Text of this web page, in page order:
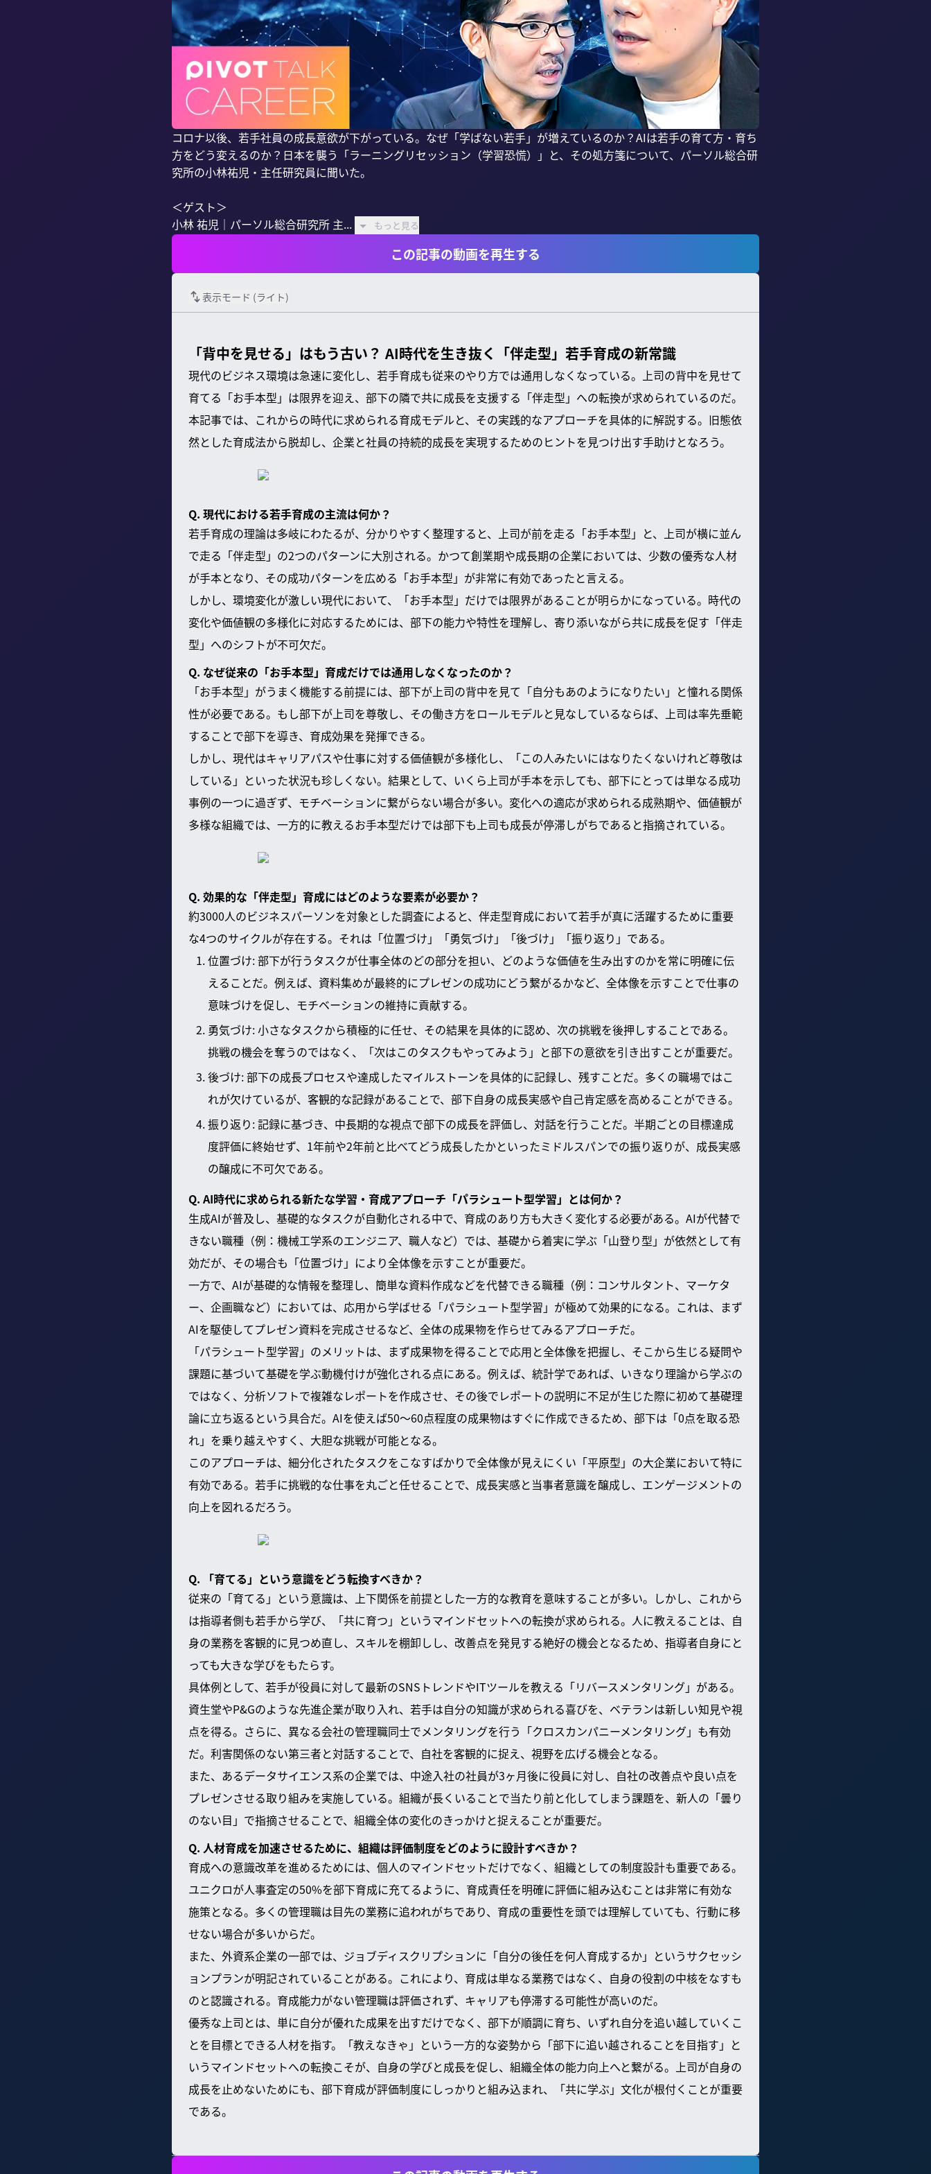
コロナ以後、若手社員の成長意欲が下がっている。なぜ「学ばない若手」が増えているのか？AIは若手の育て方・育ち
方をどう変えるのか？日本を襲う「ラーニングリセッション（学習恐慌）」と、その処方箋について、パーソル総合研
究所の小林祐児・主任研究員に聞いた。
＜ゲスト＞
小林 祐児｜パーソル総合研究所 主...
もっと見る
この記事の動画を再生する
表示モード (ライト)
「背中を見せる」はもう古い？ AI時代を生き抜く「伴走型」若手育成の新常識
現代のビジネス環境は急速に変化し、若手育成も従来のやり方では通用しなくなっている。上司の背中を見せて
育てる「お手本型」は限界を迎え、部下の隣で共に成長を支援する「伴走型」への転換が求められているのだ。
本記事では、これからの時代に求められる育成モデルと、その実践的なアプローチを具体的に解説する。旧態依
然とした育成法から脱却し、企業と社員の持続的成長を実現するためのヒントを見つけ出す手助けとなろう。
Q. 現代における若手育成の主流は何か？
若手育成の理論は多岐にわたるが、分かりやすく整理すると、上司が前を走る「お手本型」と、上司が横に並ん
で走る「伴走型」の2つのパターンに大別される。かつて創業期や成長期の企業においては、少数の優秀な人材
が手本となり、その成功パターンを広める「お手本型」が非常に有効であったと言える。
しかし、環境変化が激しい現代において、「お手本型」だけでは限界があることが明らかになっている。時代の
変化や価値観の多様化に対応するためには、部下の能力や特性を理解し、寄り添いながら共に成長を促す「伴走
型」へのシフトが不可欠だ。
Q. なぜ従来の「お手本型」育成だけでは通用しなくなったのか？
「お手本型」がうまく機能する前提には、部下が上司の背中を見て「自分もあのようになりたい」と憧れる関係
性が必要である。もし部下が上司を尊敬し、その働き方をロールモデルと見なしているならば、上司は率先垂範
することで部下を導き、育成効果を発揮できる。
しかし、現代はキャリアパスや仕事に対する価値観が多様化し、「この人みたいにはなりたくないけれど尊敬は
している」といった状況も珍しくない。結果として、いくら上司が手本を示しても、部下にとっては単なる成功
事例の一つに過ぎず、モチベーションに繋がらない場合が多い。変化への適応が求められる成熟期や、価値観が
多様な組織では、一方的に教えるお手本型だけでは部下も上司も成長が停滞しがちであると指摘されている。
Q. 効果的な「伴走型」育成にはどのような要素が必要か？
約3000人のビジネスパーソンを対象とした調査によると、伴走型育成において若手が真に活躍するために重要
な4つのサイクルが存在する。それは「位置づけ」「勇気づけ」「後づけ」「振り返り」である。
位置づけ: 部下が行うタスクが仕事全体のどの部分を担い、どのような価値を生み出すのかを常に明確に伝
えることだ。例えば、資料集めが最終的にプレゼンの成功にどう繋がるかなど、全体像を示すことで仕事の
意味づけを促し、モチベーションの維持に貢献する。
勇気づけ: 小さなタスクから積極的に任せ、その結果を具体的に認め、次の挑戦を後押しすることである。
挑戦の機会を奪うのではなく、「次はこのタスクもやってみよう」と部下の意欲を引き出すことが重要だ。
後づけ: 部下の成長プロセスや達成したマイルストーンを具体的に記録し、残すことだ。多くの職場ではこ
れが欠けているが、客観的な記録があることで、部下自身の成長実感や自己肯定感を高めることができる。
振り返り: 記録に基づき、中長期的な視点で部下の成長を評価し、対話を行うことだ。半期ごとの目標達成
度評価に終始せず、1年前や2年前と比べてどう成長したかといったミドルスパンでの振り返りが、成長実感
の醸成に不可欠である。
Q. AI時代に求められる新たな学習・育成アプローチ「パラシュート型学習」とは何か？
生成AIが普及し、基礎的なタスクが自動化される中で、育成のあり方も大きく変化する必要がある。AIが代替で
きない職種（例：機械工学系のエンジニア、職人など）では、基礎から着実に学ぶ「山登り型」が依然として有
効だが、その場合も「位置づけ」により全体像を示すことが重要だ。
一方で、AIが基礎的な情報を整理し、簡単な資料作成などを代替できる職種（例：コンサルタント、マーケタ
ー、企画職など）においては、応用から学ばせる「パラシュート型学習」が極めて効果的になる。これは、まず
AIを駆使してプレゼン資料を完成させるなど、全体の成果物を作らせてみるアプローチだ。
「パラシュート型学習」のメリットは、まず成果物を得ることで応用と全体像を把握し、そこから生じる疑問や
課題に基づいて基礎を学ぶ動機付けが強化される点にある。例えば、統計学であれば、いきなり理論から学ぶの
ではなく、分析ソフトで複雑なレポートを作成させ、その後でレポートの説明に不足が生じた際に初めて基礎理
論に立ち返るという具合だ。AIを使えば50～60点程度の成果物はすぐに作成できるため、部下は「0点を取る恐
れ」を乗り越えやすく、大胆な挑戦が可能となる。
このアプローチは、細分化されたタスクをこなすばかりで全体像が見えにくい「平原型」の大企業において特に
有効である。若手に挑戦的な仕事を丸ごと任せることで、成長実感と当事者意識を醸成し、エンゲージメントの
向上を図れるだろう。
Q. 「育てる」という意識をどう転換すべきか？
従来の「育てる」という意識は、上下関係を前提とした一方的な教育を意味することが多い。しかし、これから
は指導者側も若手から学び、「共に育つ」というマインドセットへの転換が求められる。人に教えることは、自
身の業務を客観的に見つめ直し、スキルを棚卸しし、改善点を発見する絶好の機会となるため、指導者自身にと
っても大きな学びをもたらす。
具体例として、若手が役員に対して最新のSNSトレンドやITツールを教える「リバースメンタリング」がある。
資生堂やP&Gのような先進企業が取り入れ、若手は自分の知識が求められる喜びを、ベテランは新しい知見や視
点を得る。さらに、異なる会社の管理職同士でメンタリングを行う「クロスカンパニーメンタリング」も有効
だ。利害関係のない第三者と対話することで、自社を客観的に捉え、視野を広げる機会となる。
また、あるデータサイエンス系の企業では、中途入社の社員が3ヶ月後に役員に対し、自社の改善点や良い点を
プレゼンさせる取り組みを実施している。組織が長くいることで当たり前と化してしまう課題を、新人の「曇り
のない目」で指摘させることで、組織全体の変化のきっかけと捉えることが重要だ。
Q. 人材育成を加速させるために、組織は評価制度をどのように設計すべきか？
育成への意識改革を進めるためには、個人のマインドセットだけでなく、組織としての制度設計も重要である。
ユニクロが人事査定の50%を部下育成に充てるように、育成責任を明確に評価に組み込むことは非常に有効な
施策となる。多くの管理職は目先の業務に追われがちであり、育成の重要性を頭では理解していても、行動に移
せない場合が多いからだ。
また、外資系企業の一部では、ジョブディスクリプションに「自分の後任を何人育成するか」というサクセッシ
ョンプランが明記されていることがある。これにより、育成は単なる業務ではなく、自身の役割の中核をなすも
のと認識される。育成能力がない管理職は評価されず、キャリアも停滞する可能性が高いのだ。
優秀な上司とは、単に自分が優れた成果を出すだけでなく、部下が順調に育ち、いずれ自分を追い越していくこ
とを目標とできる人材を指す。「教えなきゃ」という一方的な姿勢から「部下に追い越されることを目指す」と
いうマインドセットへの転換こそが、自身の学びと成長を促し、組織全体の能力向上へと繋がる。上司が自身の
成長を止めないためにも、部下育成が評価制度にしっかりと組み込まれ、「共に学ぶ」文化が根付くことが重要
である。